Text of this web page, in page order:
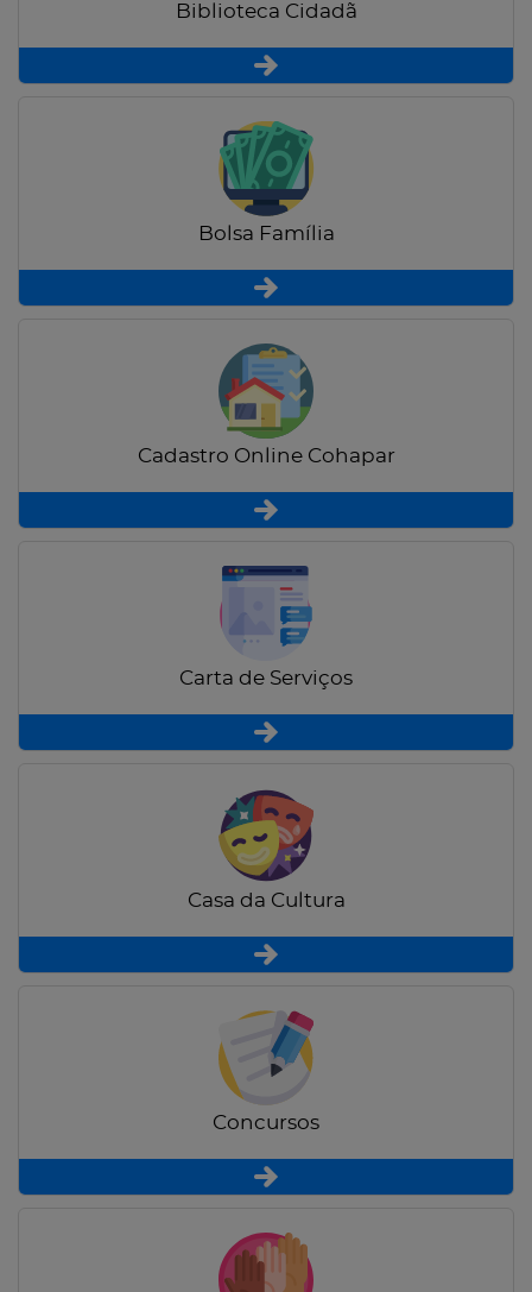
Biblioteca Cidadã
Bolsa Família
Cadastro Online Cohapar
Carta de Serviços
Casa da Cultura
Concursos